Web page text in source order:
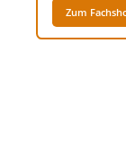
Zum